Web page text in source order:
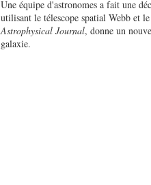
Une équipe d'astronomes a fait une
utilisant le télescope spatial Webb et
Astrophysical Journal, donne un
galaxie.